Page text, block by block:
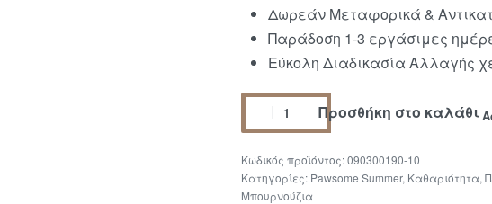
Δωρεάν Μεταφορικά &
Παράδοση 1-3 εργάσιμες
Εύκολη Διαδικασία Αλλαγής
Προσθήκη στο καλάθι
090300190-10
Κατηγορίες: Pawsome Summer, Καθαριότητα,
Μπουρνούζια